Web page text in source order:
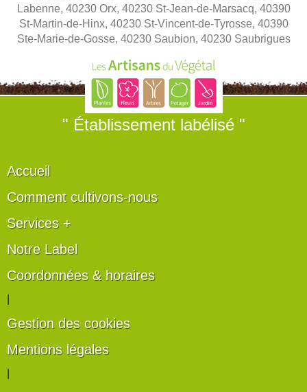
Labenne, 40230 Orx, 40230 St-Jean-de-Marsacq, 40390
St-Martin-de-Hinx, 40230 St-Vincent-de-Tyrosse, 40390
Ste-Marie-de-Gosse, 40230 Saubion, 40230 Saubrigues
" Établissement labélisé "
Accueil
Comment cultivons-nous
Services +
Notre Label
Coordonnées & horaires
Gestion des cookies
Mentions légales